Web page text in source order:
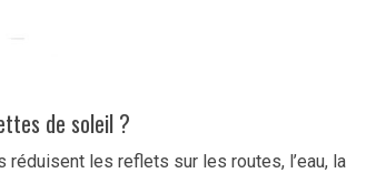
de soleil ?
les reflets sur les routes, l’eau, la